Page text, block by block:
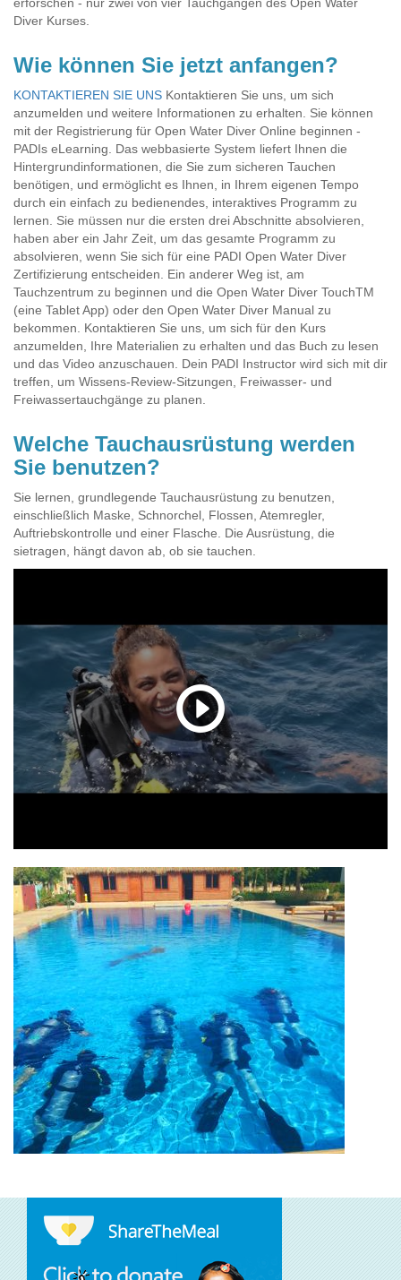
Diver Kurses.
Wie können Sie jetzt anfangen?
KONTAKTIEREN SIE UNS Kontaktieren Sie uns, um sich
anzumelden und weitere Informationen zu erhalten. Sie können
mit der Registrierung für Open Water Diver Online beginnen -
PADIs eLearning. Das webbasierte System liefert Ihnen die
Hintergrundinformationen, die Sie zum sicheren Tauchen
benötigen, und ermöglicht es Ihnen, in Ihrem eigenen Tempo
durch ein einfach zu bedienendes, interaktives Programm zu
lernen. Sie müssen nur die ersten drei Abschnitte absolvieren,
haben aber ein Jahr Zeit, um das gesamte Programm zu
absolvieren, wenn Sie sich für eine PADI Open Water Diver
Zertifizierung entscheiden. Ein anderer Weg ist, am
Tauchzentrum zu beginnen und die Open Water Diver TouchTM
(eine Tablet App) oder den Open Water Diver Manual zu
bekommen. Kontaktieren Sie uns, um sich für den Kurs
anzumelden, Ihre Materialien zu erhalten und das Buch zu lesen
und das Video anzuschauen. Dein PADI Instructor wird sich mit dir
treffen, um Wissens-Review-Sitzungen, Freiwasser- und
Freiwassertauchgänge zu planen.
Welche Tauchausrüstung werden
Sie benutzen?
Sie lernen, grundlegende Tauchausrüstung zu benutzen,
einschließlich Maske, Schnorchel, Flossen, Atemregler,
Auftriebskontrolle und einer Flasche. Die Ausrüstung, die
sietragen, hängt davon ab, ob sie tauchen.